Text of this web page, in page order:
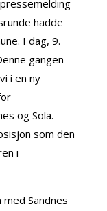
hadde
I dag, 9.
gangen
i en ny
og Sola.
som den
i
Sandnes